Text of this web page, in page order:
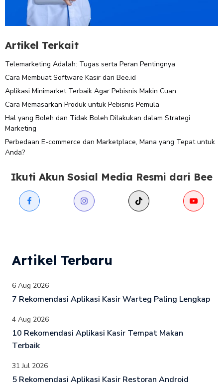
Artikel Terkait
Telemarketing Adalah: Tugas serta Peran Pentingnya
Cara Membuat Software Kasir dari Bee.id
Aplikasi Minimarket Terbaik Agar Pebisnis Makin Cuan
Cara Memasarkan Produk untuk Pebisnis Pemula
Hal yang Boleh dan Tidak Boleh Dilakukan dalam Strategi
Marketing
Perbedaan E-commerce dan Marketplace, Mana yang Tepat untuk
Anda?
Ikuti Akun Sosial Media Resmi dari Bee
Artikel Terbaru
6 Aug 2026
7 Rekomendasi Aplikasi Kasir Warteg Paling Lengkap
4 Aug 2026
10 Rekomendasi Aplikasi Kasir Tempat Makan
Terbaik
31 Jul 2026
5 Rekomendasi Aplikasi Kasir Restoran Android